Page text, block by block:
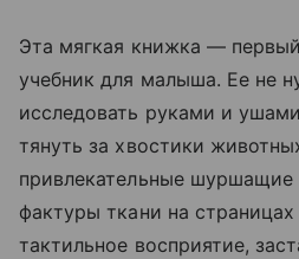
Эта мягкая книжка —
учебник для малыша. Ее не
исследовать руками и
тянуть за хвостики
привлекательные шуршащие
фактуры ткани на
тактильное восприятие,